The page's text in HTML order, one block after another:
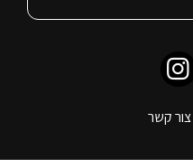
צור קשר